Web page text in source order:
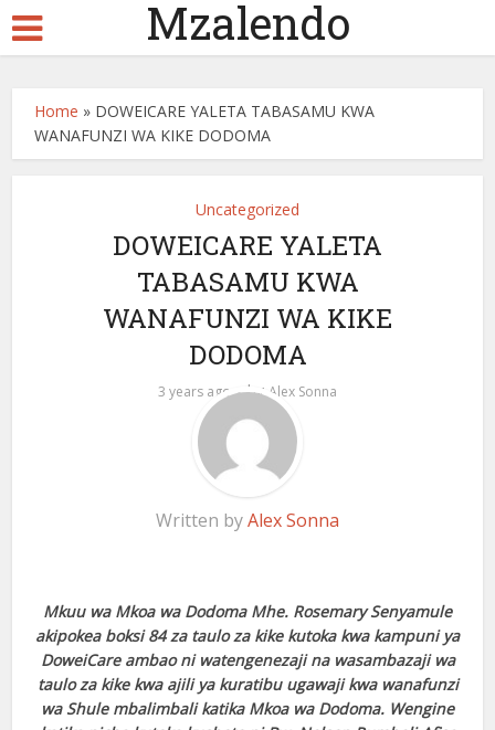
Mzalendo
Home » DOWEICARE YALETA TABASAMU KWA
WANAFUNZI WA KIKE DODOMA
Uncategorized
DOWEICARE YALETA
TABASAMU KWA
WANAFUNZI WA KIKE
DODOMA
3 years ago by Alex Sonna
Written byAlex Sonna
Mkuu wa Mkoa wa Dodoma Mhe. Rosemary Senyamule
akipokea boksi 84 za taulo za kike kutoka kwa kampuni ya
DoweiCare ambao ni watengenezaji na wasambazaji wa
taulo za kike kwa ajili ya kuratibu ugawaji kwa wanafunzi
wa Shule mbalimbali katika Mkoa wa Dodoma. Wengine